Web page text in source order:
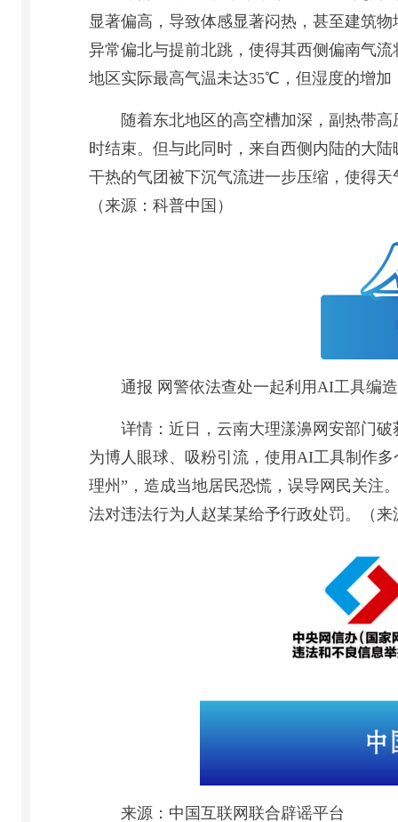
显著偏高，导致体感显著闷热，甚至建筑
异常偏北与提前北跳，使得其西侧偏南气
地区实际最高气温未达35℃，但湿度的增
随着东北地区的高空槽加深，副热带
时结束。但与此同时，来自西侧内陆的大
干热的气团被下沉气流进一步压缩，使得
（来源：科普中国）
通报 网警依法查处一起利用AI工具编
详情：近日，云南大理漾濞网安部门
为博人眼球、吸粉引流，使用AI工具制作
理州”，造成当地居民恐慌，误导网民关注
法对违法行为人赵某某给予行政处罚。（
来源：中国互联网联合辟谣平台